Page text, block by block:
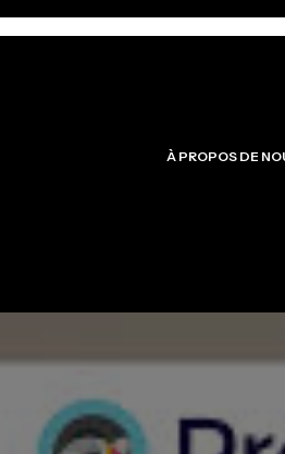
À PROPOS DE